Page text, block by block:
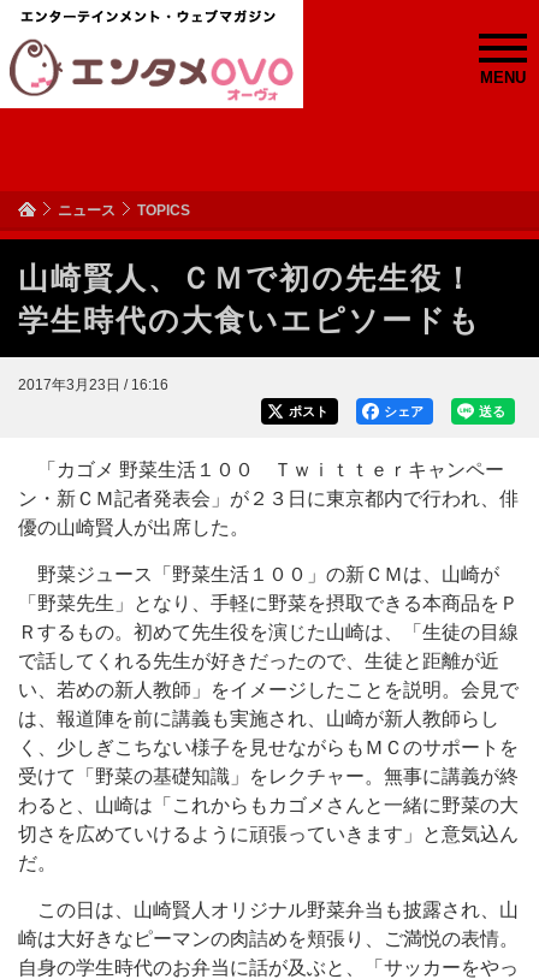
MENU
ニュース TOPICS
山崎賢人、ＣＭで初の先生役！
学生時代の大食いエピソードも
2017年3月23日 / 16:16
送る
シェア
ポスト
「カゴメ 野菜生活１００ Ｔｗｉｔｔｅｒキャンペー
ン・新ＣＭ記者発表会」が２３日に東京都内で行われ、俳
優の山崎賢人が出席した。
野菜ジュース「野菜生活１００」の新ＣＭは、山崎が
「野菜先生」となり、手軽に野菜を摂取できる本商品をＰ
Ｒするもの。初めて先生役を演じた山崎は、「生徒の目線
で話してくれる先生が好きだったので、生徒と距離が近
い、若めの新人教師」をイメージしたことを説明。会見で
は、報道陣を前に講義も実施され、山崎が新人教師らし
く、少しぎこちない様子を見せながらもＭＣのサポートを
受けて「野菜の基礎知識」をレクチャー。無事に講義が終
わると、山崎は「これからもカゴメさんと一緒に野菜の大
切さを広めていけるように頑張っていきます」と意気込ん
だ。
この日は、山崎賢人オリジナル野菜弁当も披露され、山
崎は大好きなピーマンの肉詰めを頬張り、ご満悦の表情。
自身の学生時代のお弁当に話が及ぶと、「サッカーをやっ